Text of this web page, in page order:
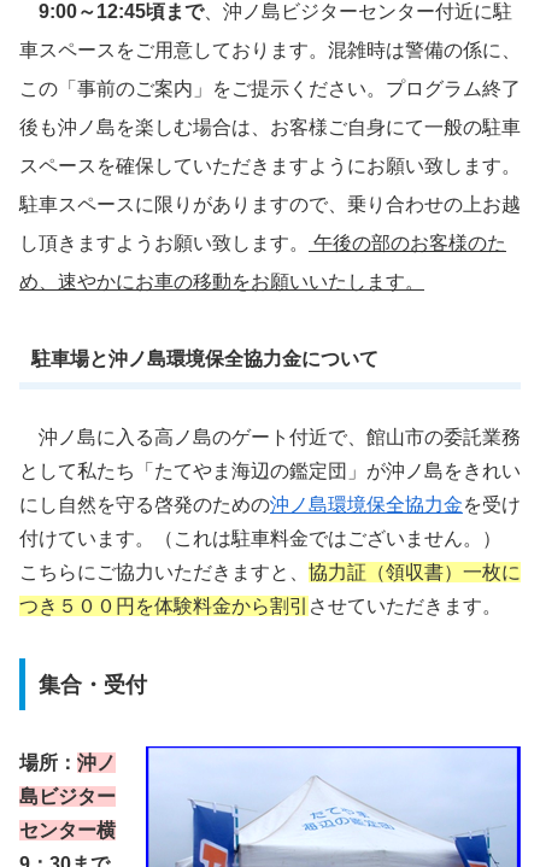
9:00～12:45頃まで、沖ノ島 ビジターセンター付近に駐
車スペースをご用意しております。混雑時は警備の係に、
この「事前のご案内」をご提示ください。プログラム終了
後も沖ノ島を楽しむ場合は、お客様ご自身にて一般の駐車
スペースを確保していただきますようにお願い致します。
駐車スペースに限りがありますので、乗り合わせの上お越
し頂きますようお願い致します。
午後の部のお客様のた
め、速やかにお車の移動をお願いいたします。
駐車場と沖ノ島環境保全協力金について
沖ノ島に入る高ノ島のゲート付近で、館山市の委託業務
として私たち「たてやま海辺の鑑定団」が沖ノ島をきれい
にし自然を守る啓発のための沖ノ島環境保全協力金を受け
付けています。（これは駐車料金ではございません。）
こちらにご協力いただきますと、 協力証（領収書）一枚に
つき５００円を体験料金から割引 させていただきます。
集合・受付
場所： 沖ノ
島ビジター
センター横